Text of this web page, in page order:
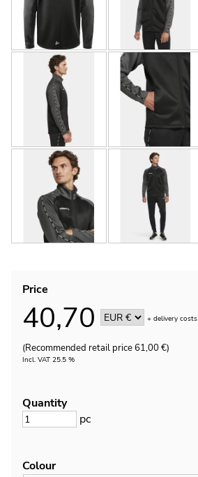
Price
40,70 +delivery costs
(Recommended retail price 61,00 €)
Incl. VAT 25.5 %
Quantity
pc
Colour